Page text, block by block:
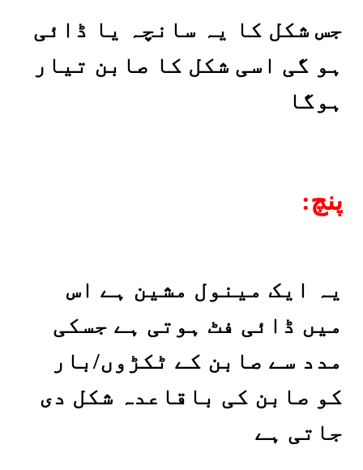
جس شکل کا یہ سانچہ یا ڈائی
ہو گی اسی شکل کا صابن تیار
ہوگا
:پنچ
یہ ایک مینول مشین ہے اس
میں ڈائی فٹ ہوتی ہے جسکی
مدد سے صابن کے ٹکڑوں/بار
کو صابن کی باقاعدہ شکل دی
جاتی ہے